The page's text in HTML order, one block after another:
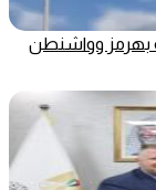
بهرمز وواشنطن